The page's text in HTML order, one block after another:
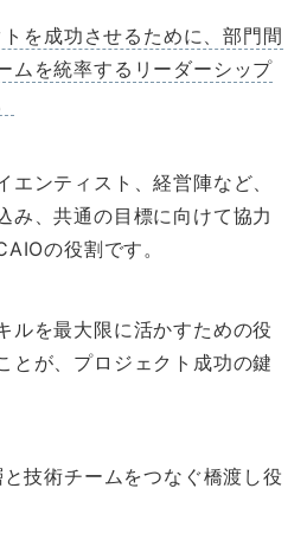
を成功させるために、部門間
ムを統率するリーダーシップ
エンティスト、経営陣など、
み、共通の目標に向けて協力
の役割です。
ルを最大限に活かすための役
とが、プロジェクト成功の鍵
技術チームをつなぐ橋渡し役